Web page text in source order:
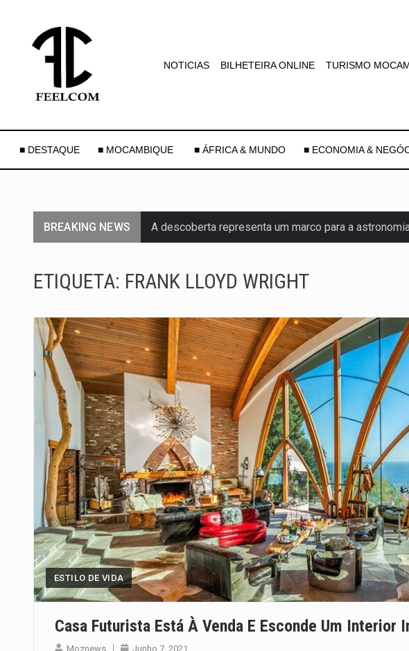
NOTICIAS BILHETEIRA ONLINE TURISMO
■ DESTAQUE ■ MOCAMBIQUE ■ ÁFRICA & MUNDO ■ ECONOMIA &
BREAKING NEWS A descoberta representa um marco para a
De acordo com as autoridades de saúde da Faixa de…
Um dos casos mais graves envolveu a residência
A cidade de Bunia, capital da província de Ituri,
O pagamento marca o desfecho de um dos
O programa, cuja implementação está prevista entre
A nova legislação estabelece um prazo de 180 dias
O Departamento de Estado norte-americano
A final coloca frente a frente duas equipas que
ETIQUETA: FRANK LLOYD WRIGHT
ESTILO DE VIDA
Casa Futurista Está À Venda E Esconde Um Interior
Moznews Junho 7, 2021